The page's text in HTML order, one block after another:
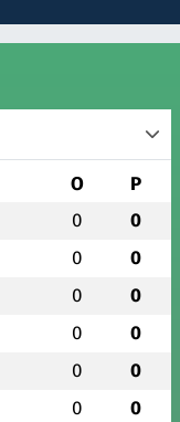
O P
0 0
0 0
0 0
0 0
0 0
0 0